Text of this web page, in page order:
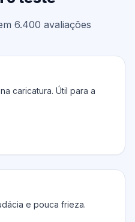
6.400 avaliações
caricatura. Útil para a
e pouca frieza.